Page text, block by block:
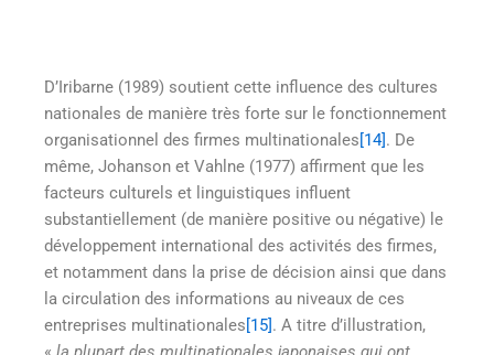
D’Iribarne (1989) soutient cette influence des cultures
nationales de manière très forte sur le fonctionnement
organisationnel des firmes multinationales[14]. De
même, Johanson et Vahlne (1977) affirment que les
facteurs culturels et linguistiques influent
substantiellement (de manière positive ou négative) le
développement international des activités des firmes,
et notamment dans la prise de décision ainsi que dans
la circulation des informations au niveaux de ces
entreprises multinationales[15]. A titre d’illustration,